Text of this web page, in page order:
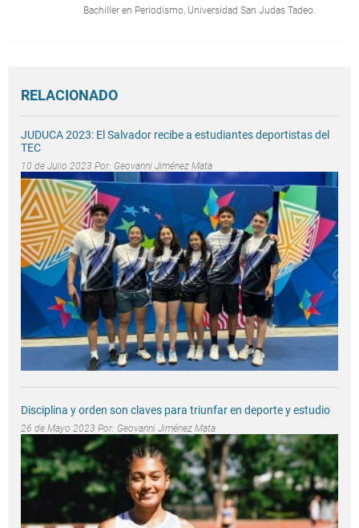
Bachiller en Periodismo, Universidad San Judas Tadeo.
RELACIONADO
JUDUCA 2023: El Salvador recibe a estudiantes deportistas del
TEC
10 de Julio 2023 Por: Geovanni Jiménez Mata
Disciplina y orden son claves para triunfar en deporte y estudio
26 de Mayo 2023 Por: Geovanni Jiménez Mata